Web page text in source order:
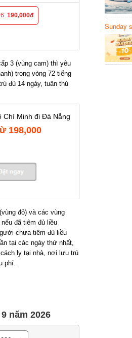
190,000đ
3 (vùng cam) thì yêu
trong vòng 72 tiếng
đủ 14 ngày, tuân thủ
Minh đi Đà Nẵng
198,000
đỏ) và các vùng
đã tiêm đủ liều
chưa tiêm đủ liều
tại các ngày thứ nhất,
ly tại nhà, nơi lưu trú
năm 2026
Sunday